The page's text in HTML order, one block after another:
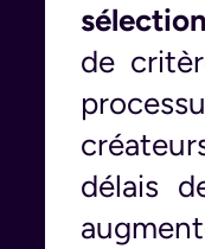
de
délais